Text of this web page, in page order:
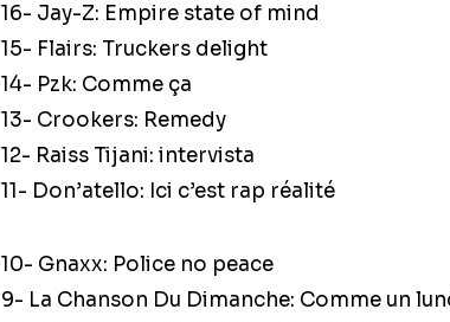
16- Jay-Z: Empire state of mind
15- Flairs: Truckers delight
14- Pzk: Comme ça
13- Crookers: Remedy
12- Raiss Tijani: intervista
11- Don’atello: Ici c’est rap réalité
10- Gnaxx: Police no peace
9- La Chanson Du Dimanche: Comme un